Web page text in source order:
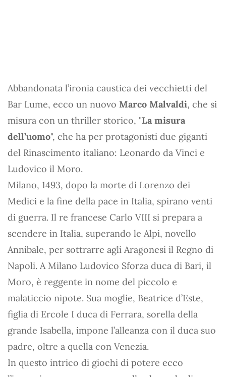
Abbandonata l’ironia caustica dei vecchietti del
Bar Lume, ecco un nuovo Marco Malvaldi, che si
misura con un thriller storico, "La misura
dell’uomo", che ha per protagonisti due giganti
del Rinascimento italiano: Leonardo da Vinci e
Ludovico il Moro.
Milano, 1493, dopo la morte di Lorenzo dei
Medici e la fine della pace in Italia, spirano venti
di guerra. Il re francese Carlo VIII si prepara a
scendere in Italia, superando le Alpi, novello
Annibale, per sottrarre agli Aragonesi il Regno di
Napoli. A Milano Ludovico Sforza duca di Bari, il
Moro, è reggente in nome del piccolo e
malaticcio nipote. Sua moglie, Beatrice d’Este,
figlia di Ercole I duca di Ferrara, sorella della
grande Isabella, impone l’alleanza con il duca suo
padre, oltre a quella con Venezia.
In questo intrico di giochi di potere ecco